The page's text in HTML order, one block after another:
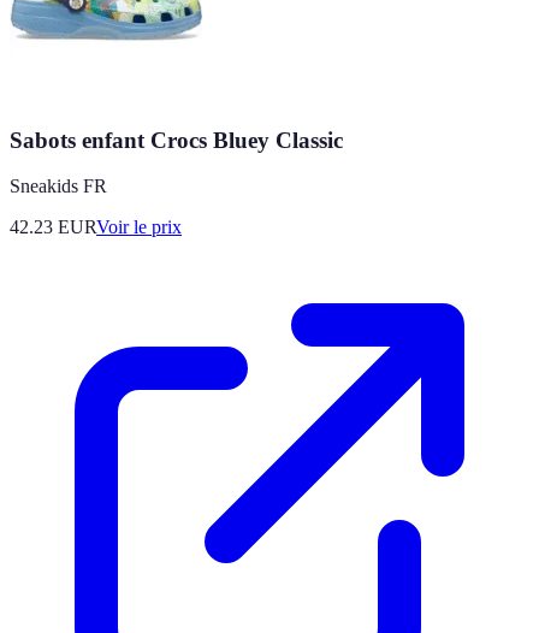
Sabots enfant Crocs Bluey Classic
Sneakids FR
42.23 EURVoir le prix